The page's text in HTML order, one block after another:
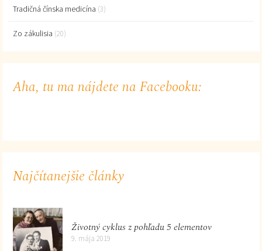
Tradičná čínska medicína (3)
Zo zákulisia (20)
Aha, tu ma nájdete na Facebooku:
Najčítanejšie články
Životný cyklus z pohľadu 5 elementov
9. mája 2019